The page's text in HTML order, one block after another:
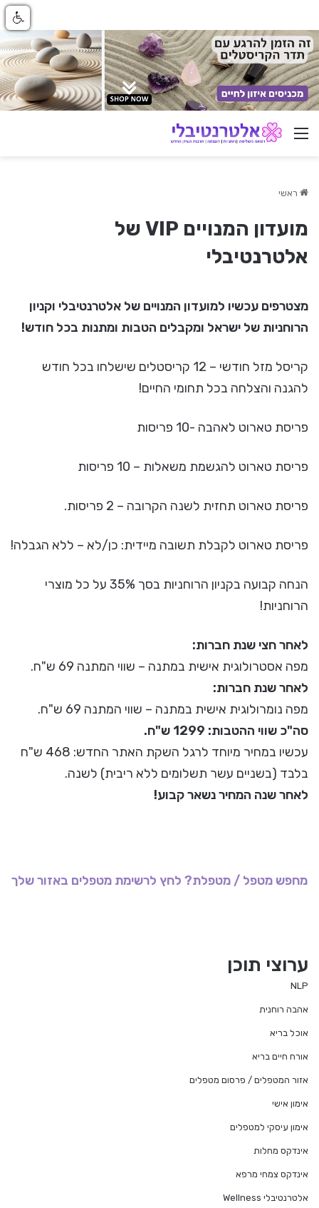
ניווט באתר
ראשי
מועדון המנויים VIP של
אלטרנטיבלי
מצטרפים עכשיו למועדון המנויים של אלטרנטיבלי וקניון
הרוחניות של ישראל ומקבלים הטבות ומתנות בכל חודש!
קריסל מזל חודשי – 12 קריסטלים שישלחו בכל חודש
להגנה והצלחה בכל תחומי החיים!
פריסת טארוט לאהבה -10 פריסות
פריסת טארוט להגשמת משאלות – 10 פריסות
פריסת טארוט תחזית לשנה הקרובה – 2 פריסות.
פריסת טארוט לקבלת תשובה מיידית: כן/לא – ללא הגבלה!
הנחה קבועה בקניון הרוחניות בסך 35% על כל מוצרי
הרוחניות!
לאחר חצי שנת חברות:
מפה אסטרולוגית אישית במתנה – שווי המתנה 69 ש"ח.
לאחר שנת חברות:
מפה נומרולוגית אישית במתנה – שווי המתנה 69 ש"ח.
סה"כ שווי ההטבות: 1299 ש"ח.
עכשיו במחיר מיוחד לרגל השקת האתר החדש: 468 ש"ח
בלבד (בשניים עשר תשלומים ללא ריבית) לשנה.
לאחר שנה המחיר נשאר קבוע!
מחפש מטפל / מטפלת? לחץ לרשימת מטפלים באזור שלך
ערוצי תוכן
NLP
אהבה רוחנית
אוכל בריא
אורח חיים בריא
אזור המטפלים / פרסום מטפלים
אימון אישי
אימון עיסקי למטפלים
אינדקס מחלות
אינדקס צמחי מרפא
אלטרנטיבלי Wellness